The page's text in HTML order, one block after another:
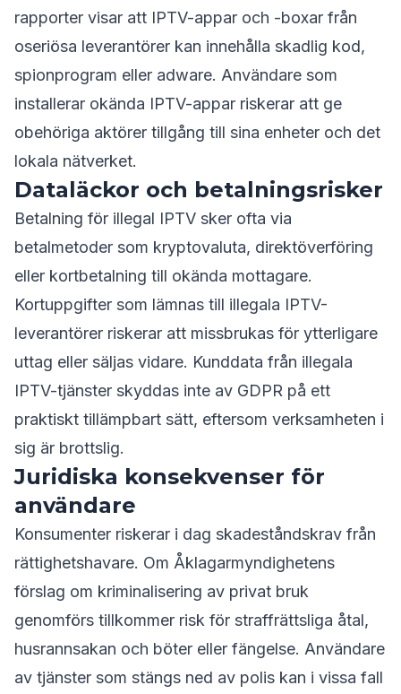
rapporter visar att IPTV-appar och -boxar från
oseriösa leverantörer kan innehålla skadlig kod,
spionprogram eller adware. Användare som
installerar okända IPTV-appar riskerar att ge
obehöriga aktörer tillgång till sina enheter och det
lokala nätverket.
Dataläckor och betalningsrisker
Betalning för illegal IPTV sker ofta via
betalmetoder som kryptovaluta, direktöverföring
eller kortbetalning till okända mottagare.
Kortuppgifter som lämnas till illegala IPTV-
leverantörer riskerar att missbrukas för ytterligare
uttag eller säljas vidare. Kunddata från illegala
IPTV-tjänster skyddas inte av GDPR på ett
praktiskt tillämpbart sätt, eftersom verksamheten i
sig är brottslig.
Juridiska konsekvenser för
användare
Konsumenter riskerar i dag skadeståndskrav från
rättighetshavare. Om Åklagarmyndighetens
förslag om kriminalisering av privat bruk
genomförs tillkommer risk för straffrättsliga åtal,
husrannsakan och böter eller fängelse. Användare
av tjänster som stängs ned av polis kan i vissa fall